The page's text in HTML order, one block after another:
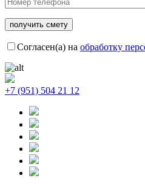
Согласен(а) на обработку
+7 (951) 504 21 12